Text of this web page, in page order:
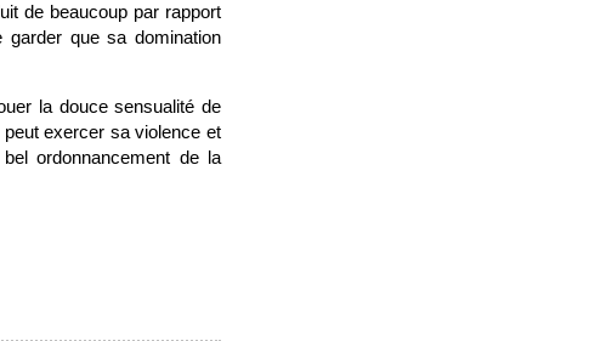
de beaucoup par rapport
que sa domination
la douce sensualité de
exercer sa violence et
ordonnancement de la